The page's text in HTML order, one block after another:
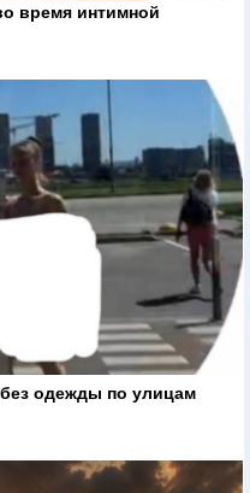
время интимной
одежды по улицам